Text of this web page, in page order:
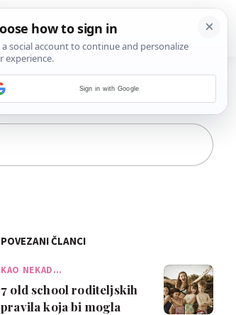
POVEZANI ČLANCI
KAO NEKAD…
7 old school roditeljskih
pravila koja bi mogla
Sign in with Google